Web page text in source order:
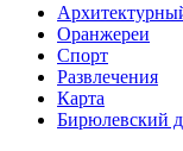
Оранжереи
Спорт
Развлечения
Карта
Бирюлевский